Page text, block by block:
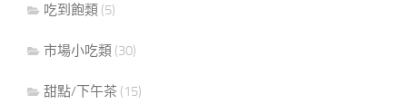
吃到飽類 (5)
市場小吃類 (30)
甜點/下午茶 (15)